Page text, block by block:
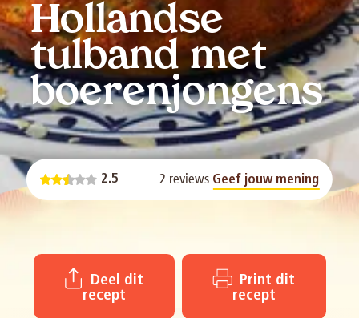
Hollandse
tulband met
boerenjongens
2.5 2 reviews Geef jouw mening
recept
recept